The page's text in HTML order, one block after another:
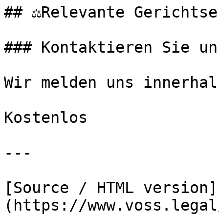
## ⚖️Relevante
### Kontaktieren Sie
Wir melden uns
Kostenlos
---
[Source / HTML version]
(https://